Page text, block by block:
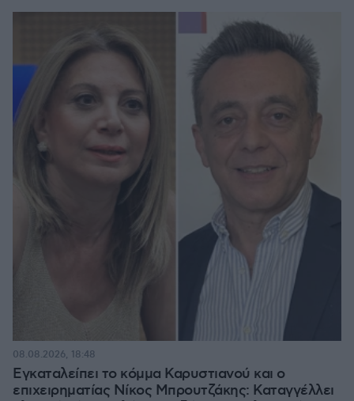
Εγκαταλείπει το κόμμα Καρυστιανού και ο
επιχειρηματίας Νίκος Μπρουτζάκης: Καταγγέλλει
08.08.2026, 18:48